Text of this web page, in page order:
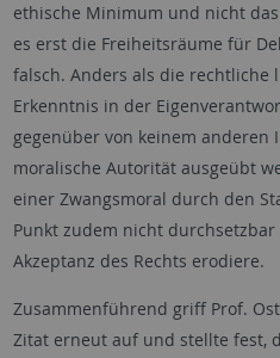
ethische Minimum und nicht
es erst die Freiheitsräume für
falsch. Anders als die rechtliche
Erkenntnis in der
gegenüber von keinem
moralische Autorität ausgeübt
einer Zwangsmoral durch den
Punkt zudem nicht
Akzeptanz des Rechts erodiere.
Zusammenführend griff Prof.
Zitat erneut auf und stellte fest,